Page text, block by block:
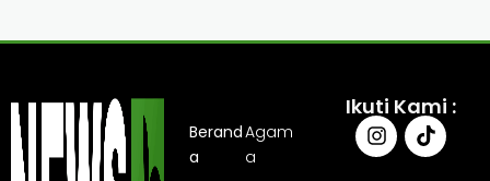
Berand
a
Agam
a
Ikuti Kami :